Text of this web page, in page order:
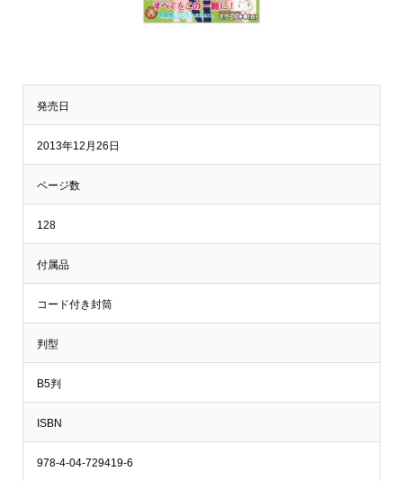
発売日
2013年12月26日
ページ数
128
付属品
コード付き封筒
判型
B5判
ISBN
978-4-04-729419-6